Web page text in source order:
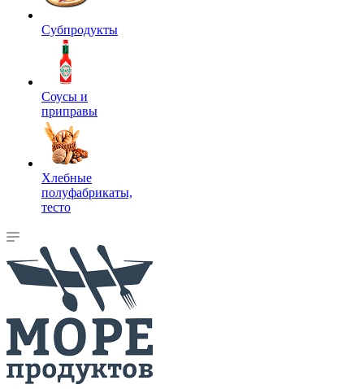
Субпродукты
Соусы и
приправы
Хлебные
полуфабрикаты,
тесто